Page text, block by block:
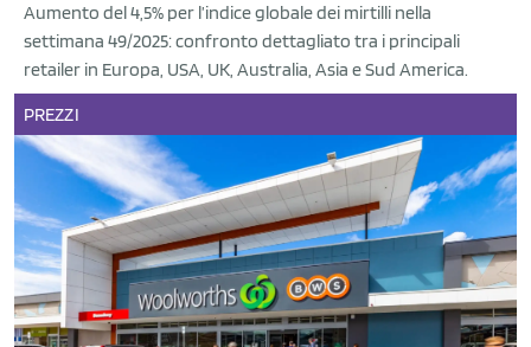
Aumento del 4,5% per l’indice globale dei mirtilli nella
settimana 49/2025: confronto dettagliato tra i principali
retailer in Europa, USA, UK, Australia, Asia e Sud America.
PREZZI